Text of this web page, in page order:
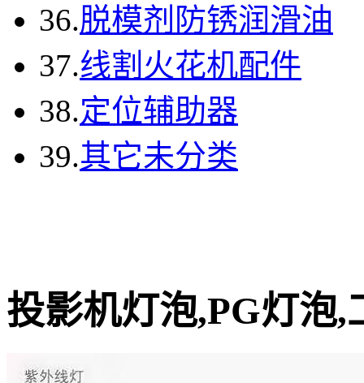
36.脱模剂防锈润滑油
37.线割火花机配件
38.定位辅助器
39.其它未分类
投影机灯泡,PG灯泡